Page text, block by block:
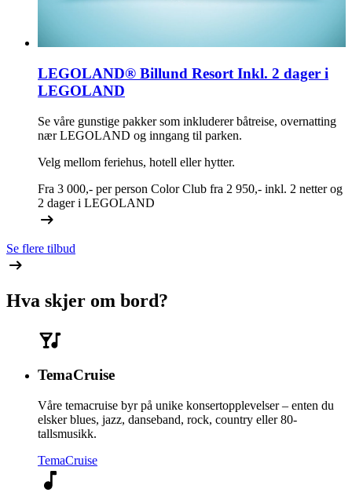
LEGOLAND® Billund Resort Inkl. 2 dager i
LEGOLAND
Se våre gunstige pakker som inkluderer båtreise, overnatting
nær LEGOLAND og inngang til parken.
Velg mellom feriehus, hotell eller hytter.
Fra 3 000,- per person Color Club fra 2 950,- inkl. 2 netter og
2 dager i LEGOLAND
Se flere tilbud
Hva skjer om bord?
TemaCruise
Våre temacruise byr på unike konsertopplevelser – enten du
elsker blues, jazz, danseband, rock, country eller 80-
tallsmusikk.
TemaCruise